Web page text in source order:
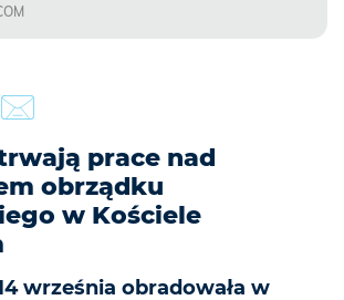
prace nad
obrządku
w Kościele
września obradowała w